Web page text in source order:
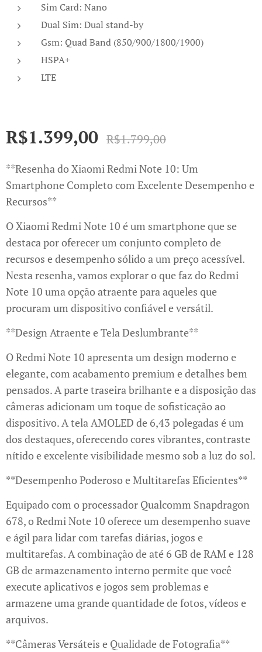
Sim Card: Nano
Dual Sim: Dual stand-by
Gsm: Quad Band (850/900/1800/1900)
HSPA+
LTE
R$1.399,00 R$1.799,00
**Resenha do Xiaomi Redmi Note 10: Um
Smartphone Completo com Excelente Desempenho e
Recursos**
O Xiaomi Redmi Note 10 é um smartphone que se
destaca por oferecer um conjunto completo de
recursos e desempenho sólido a um preço acessível.
Nesta resenha, vamos explorar o que faz do Redmi
Note 10 uma opção atraente para aqueles que
procuram um dispositivo confiável e versátil.
**Design Atraente e Tela Deslumbrante**
O Redmi Note 10 apresenta um design moderno e
elegante, com acabamento premium e detalhes bem
pensados. A parte traseira brilhante e a disposição das
câmeras adicionam um toque de sofisticação ao
dispositivo. A tela AMOLED de 6,43 polegadas é um
dos destaques, oferecendo cores vibrantes, contraste
nítido e excelente visibilidade mesmo sob a luz do sol.
**Desempenho Poderoso e Multitarefas Eficientes**
Equipado com o processador Qualcomm Snapdragon
678, o Redmi Note 10 oferece um desempenho suave
e ágil para lidar com tarefas diárias, jogos e
multitarefas. A combinação de até 6 GB de RAM e 128
GB de armazenamento interno permite que você
execute aplicativos e jogos sem problemas e
armazene uma grande quantidade de fotos, vídeos e
arquivos.
**Câmeras Versáteis e Qualidade de Fotografia**